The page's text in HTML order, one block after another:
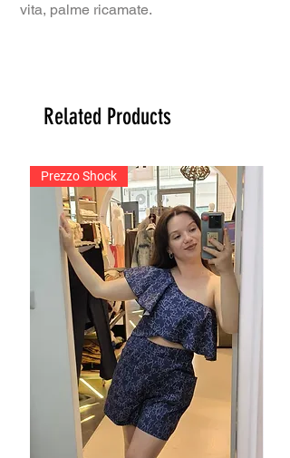
vita, palme ricamate.
Related Products
Prezzo Shock